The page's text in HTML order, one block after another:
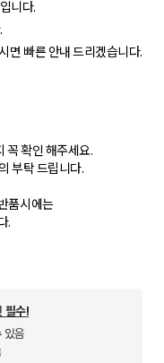
니다.
면 빠른 안내 드리겠습니다.
꼭 확인 해주세요.
부탁 드립니다.
품시에는
.
필수!
있음